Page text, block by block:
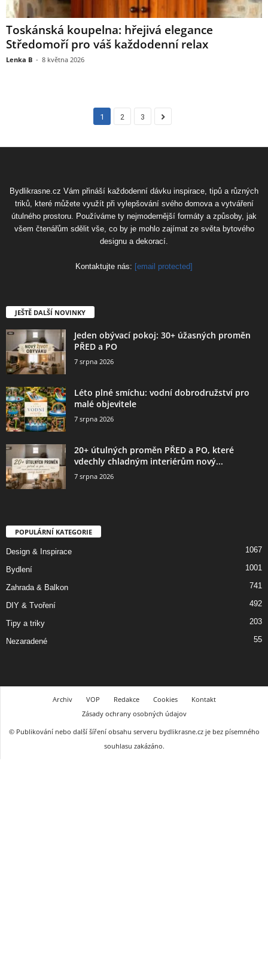
Toskánská koupelna: hřejivá elegance
Středomoří pro váš každodenní relax
Lenka B - 8 května 2026
1 2 3
Bydlikrasne.cz Vám přináší každodenní dávku inspirace, tipů a různých
triků, které můžete využít při vylepšování svého domova a vytváření
útulného prostoru. Používáme ty nejmodernější formáty a způsoby, jak
všem čtenářům sdělit vše, co by je mohlo zajímat ze světa bytového
designu a dekorací.
Kontaktujte nás: [email protected]
JEŠTĚ DALŠÍ NOVINKY
Jeden obývací pokoj: 30+ úžasných proměn
PŘED a PO
7 srpna 2026
Léto plné smíchu: vodní dobrodružství pro
malé objevitele
7 srpna 2026
20+ útulných proměn PŘED a PO, které
vdechly chladným interiérům nový...
7 srpna 2026
POPULÁRNÍ KATEGORIE
Design & Inspirace 1067
Bydlení 1001
Zahrada & Balkon 741
DIY & Tvoření 492
Tipy a triky 203
Nezaradené 55
Archiv VOP Redakce Cookies
Kontakt
Zásady ochrany osobných údajov
© Publikování nebo další šíření obsahu serveru bydlikrasne.cz je bez písemného
souhlasu zakázáno.